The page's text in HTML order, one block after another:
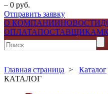
– 0 руб.
Отправить заявку
О КОМПАНИИНОВОСТИ
ОПЛАТАПОСТАВЩИКАМ
Главная страница > Каталог
КАТАЛОГ